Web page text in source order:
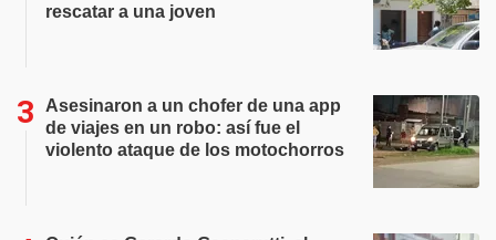
rescatar a una joven
Asesinaron a un chofer de una app
de viajes en un robo: así fue el
violento ataque de los motochorros